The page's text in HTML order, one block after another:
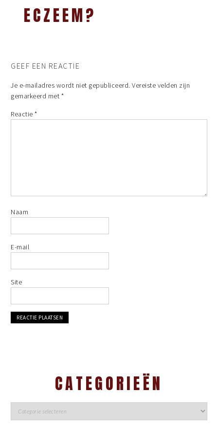
ECZEEM?
GEEF EEN REACTIE
Je e-mailadres wordt niet gepubliceerd. Vereiste velden zijn
gemarkeerd met *
Reactie*
Naam
E-mail
Site
CATEGORIEËN